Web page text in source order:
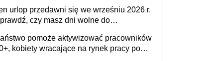
[WYWIAD]
urlop przedawni się we wrześniu 2026 r.
czy masz dni wolne do
pomoże aktywizować pracowników
kobiety wracające na rynek pracy po